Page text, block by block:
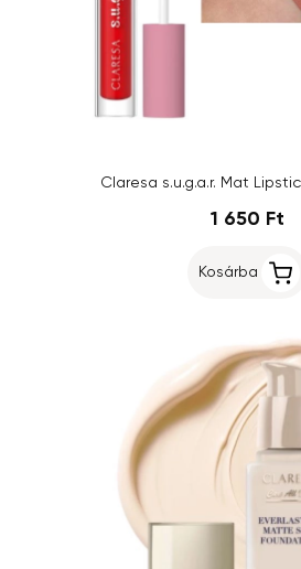
Claresa s.u.g.a.r. Mat
1 650 Ft
Kosárba